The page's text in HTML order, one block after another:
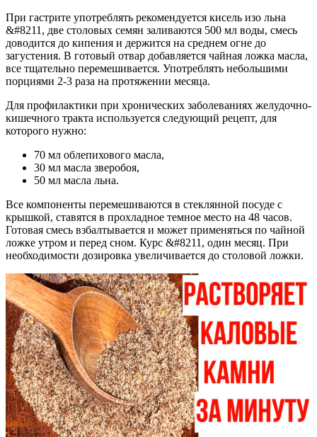
При гастрите употреблять рекомендуется кисель изо льна
&#8211, две столовых семян заливаются 500 мл воды, смесь
доводится до кипения и держится на среднем огне до
загустения. В готовый отвар добавляется чайная ложка масла,
все тщательно перемешивается. Употреблять небольшими
порциями 2-3 раза на протяжении месяца.
Для профилактики при хронических заболеваниях желудочно-
кишечного тракта используется следующий рецепт, для
которого нужно:
70 мл облепихового масла,
30 мл масла зверобоя,
50 мл масла льна.
Все компоненты перемешиваются в стеклянной посуде с
крышкой, ставятся в прохладное темное место на 48 часов.
Готовая смесь взбалтывается и может применяться по чайной
ложке утром и перед сном. Курс &#8211, один месяц. При
необходимости дозировка увеличивается до столовой ложки.